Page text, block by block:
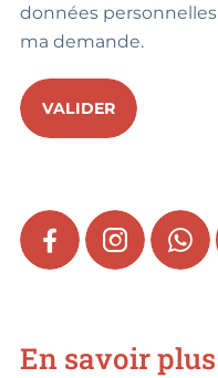
données
ma demande.
VALIDER
FACEBOOKINSTAGRAM
En savoir